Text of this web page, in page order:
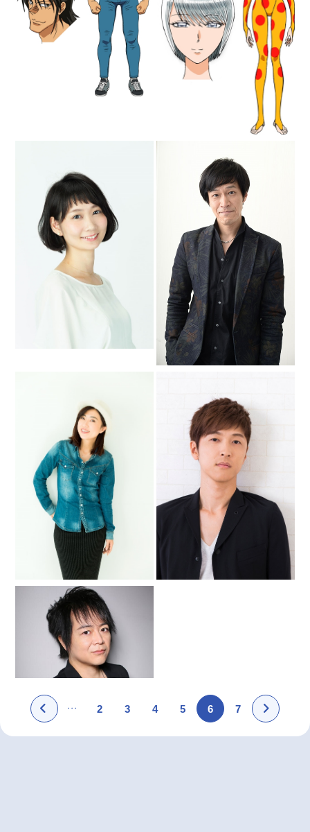
2 3 4 5 6 7